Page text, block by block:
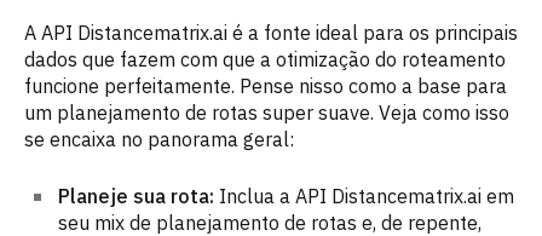
A API Distancematrix.ai é a fonte ideal para os principais
dados que fazem com que a otimização do roteamento
funcione perfeitamente. Pense nisso como a base para
um planejamento de rotas super suave. Veja como isso
se encaixa no panorama geral:
Planeje sua rota: Inclua a API Distancematrix.ai em
seu mix de planejamento de rotas e, de repente,